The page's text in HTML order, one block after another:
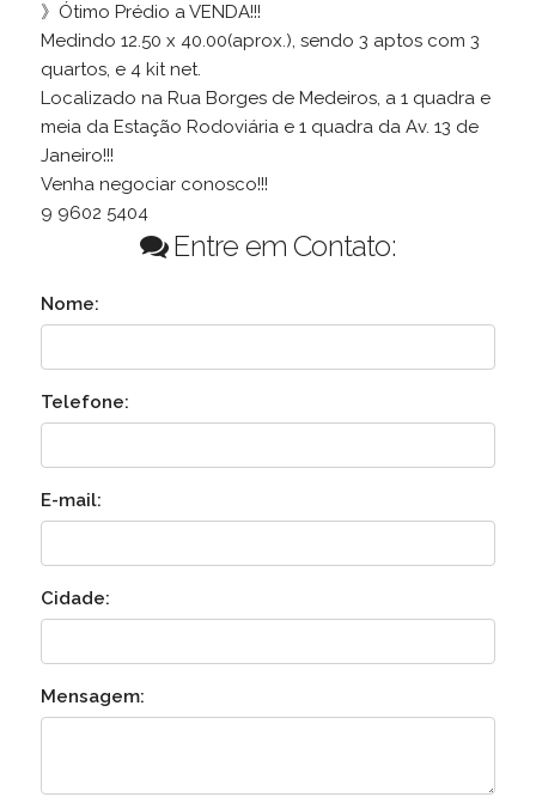
》Ótimo Prédio a VENDA!!!
Medindo 12.50 x 40.00(aprox.), sendo 3 aptos com 3
quartos, e 4 kit net.
Localizado na Rua Borges de Medeiros, a 1 quadra e
meia da Estação Rodoviária e 1 quadra da Av. 13 de
Janeiro!!!
Venha negociar conosco!!!
9 9602 5404
Entre em Contato:
Nome:
Telefone:
E-mail:
Cidade:
Mensagem: